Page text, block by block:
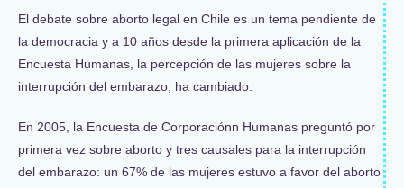
El debate sobre aborto legal en Chile es un tema pendiente de
la democracia y a 10 años desde la primera aplicación de la
Encuesta Humanas, la percepción de las mujeres sobre la
interrupción del embarazo, ha cambiado.
En 2005, la Encuesta de Corporaciónn Humanas preguntó por
primera vez sobre aborto y tres causales para la interrupción
del embarazo: un 67% de las mujeres estuvo a favor del aborto